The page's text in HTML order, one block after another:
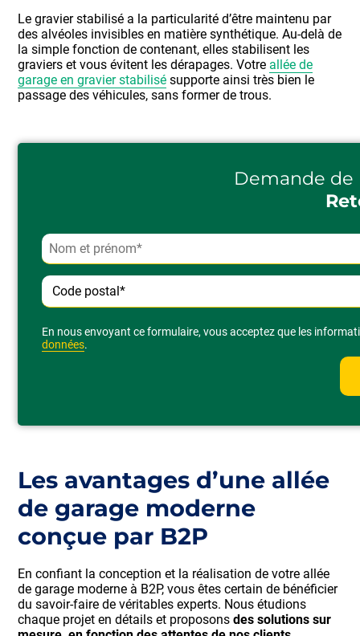
Le gravier stabilisé a la particularité d’être maintenu par
des alvéoles invisibles en matière synthétique. Au-delà de
la simple fonction de contenant, elles stabilisent les
graviers et vous évitent les dérapages. Votre allée de
garage en gravier stabilisé supporte ainsi très bien le
passage des véhicules, sans former de trous.
Demande
En nous envoyant ce formulaire, vous acceptez que les
données.
Les avantages d’une allée
de garage moderne
conçue par B2P
En confiant la conception et la réalisation de votre allée
de garage moderne à B2P, vous êtes certain de bénéficier
du savoir-faire de véritables experts. Nous étudions
chaque projet en détails et proposonsdes solutions sur